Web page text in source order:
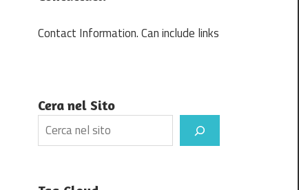
Contact Information. Can include links
Cera nel Sito
Search